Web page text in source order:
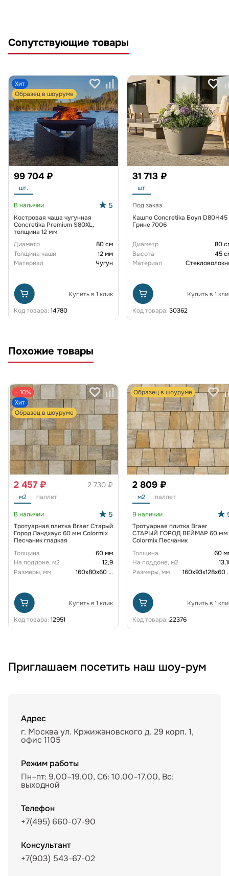
Сопутствующие товары
Хит
Образец в шоуруме
99 704 ₽
шт.
В наличии 5
Костровая чаша чугунная
Concretika Premium S80XL,
толщина 12 мм
Диаметр
80 см
Толщина чаши
12 мм
Материал
Чугун
Купить в 1 клик
Код товара: 14780
31 713 ₽
шт.
Под заказ
Кашпо Concretika Боул D80H45
Грине 7006
Диаметр
80
Высота
45
Материал
Купить в 1
Код товара: 30362
Похожие товары
− 10%
Хит
Образец в шоуруме
2 730 ₽
2 457 ₽
м2 паллет
В наличии 5
Тротуарная плитка Braer Старый
Город Ландхаус 60 мм Colormix
Песчаник гладкая
Толщина
60 мм
На поддоне, м2
12,9
Размеры, мм
160х80х60...
Купить в 1 клик
Код товара: 12951
Образец в шоуруме
2 809 ₽
м2 паллет
В наличии
Тротуарная плитка Braer
СТАРЫЙ ГОРОД ВЕЙМАР 60 мм
Colormix Песчаник
Толщина
60
На поддоне, м2
Размеры, мм
160х93х128х60
Купить в 1
Код товара: 22376
Приглашаем посетить наш шоу-рум
Адрес
г. Москва ул. Кржижановского д. 29 корп. 1,
офис 1105
Режим работы
Пн–пт: 9.00–19.00, Сб: 10.00–17.00, Вс:
выходной
Телефон
+7(495) 660-07-90
Консультант
+7(903) 543-67-02